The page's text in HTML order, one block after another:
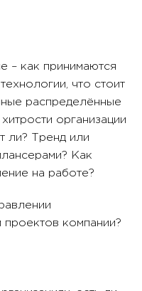
– как принимаются
что стоит
распределённые
организации
ли? Тренд или
Как
на работе?
компании?